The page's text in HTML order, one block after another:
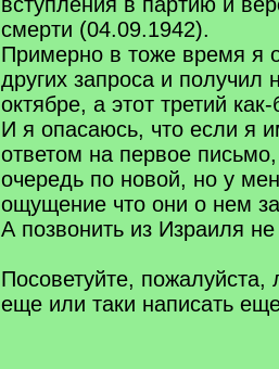
смерти (04.09.1942).
Примерно в тоже время я
других запроса и получил
октябре, а этот третий
И я опасаюсь, что если я
ответом на первое
очередь по новой, но у
ощущение что они о нем
А позвонить из Израиля не
Посоветуйте,
еще или таки написать